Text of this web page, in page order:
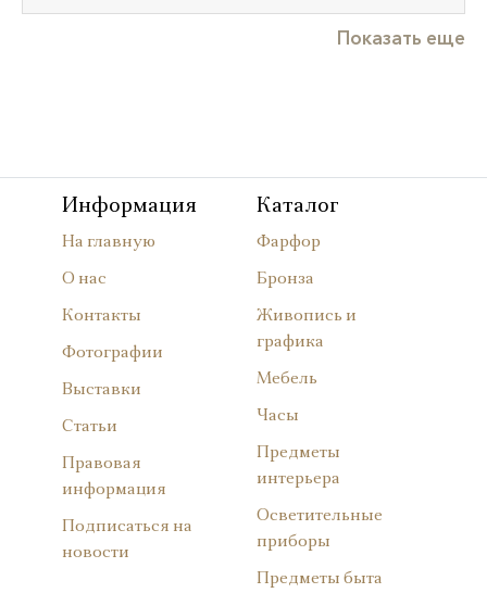
Показать еще
Информация
На главную
О нас
Контакты
Фотографии
Выставки
Статьи
Правовая
информация
Подписаться на
новости
Каталог
Фарфор
Бронза
Живопись и
графика
Мебель
Часы
Предметы
интерьера
Осветительные
приборы
Предметы быта